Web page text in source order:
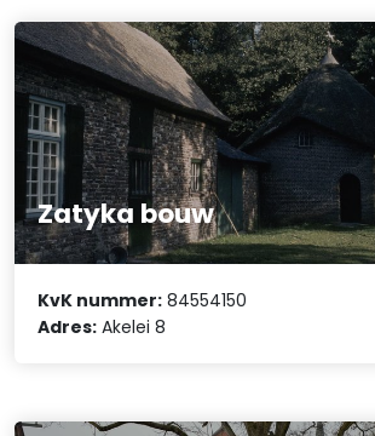
Zatyka bouw
KvK nummer: 84554150
Adres: Akelei 8